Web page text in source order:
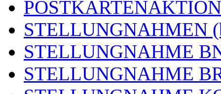
STELLUNGNAHMEN
STELLUNGNAHME
STELLUNGNAHME